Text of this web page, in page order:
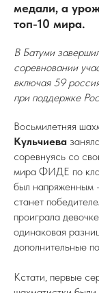
медали, а
топ-10 мира.
В Батуми
соревновании
включая 59
при поддержке
Восьмилетняя
Кульчиева
соревнуясь со
мира ФИДЕ по
был напряженным
станет
проиграла
одинаковая
дополнительные
Кстати, первые